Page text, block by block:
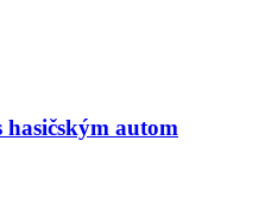
autom